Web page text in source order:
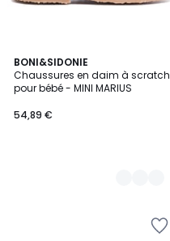
BONI&SIDONIE
Chaussures en daim à scratch
pour bébé - MINI MARIUS
54,89 €
4
Couleurs